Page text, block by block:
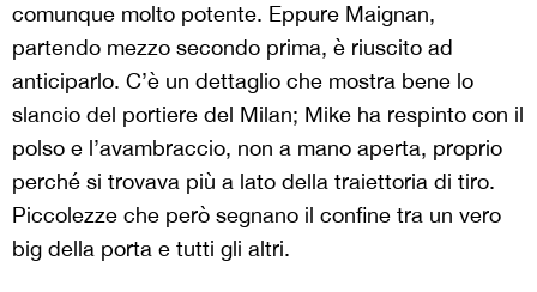
comunque molto potente. Eppure Maignan,
partendo mezzo secondo prima, è riuscito ad
anticiparlo. C’è un dettaglio che mostra bene lo
slancio del portiere del Milan; Mike ha respinto con il
polso e l’avambraccio, non a mano aperta, proprio
perché si trovava più a lato della traiettoria di tiro.
Piccolezze che però segnano il confine tra un vero
big della porta e tutti gli altri.